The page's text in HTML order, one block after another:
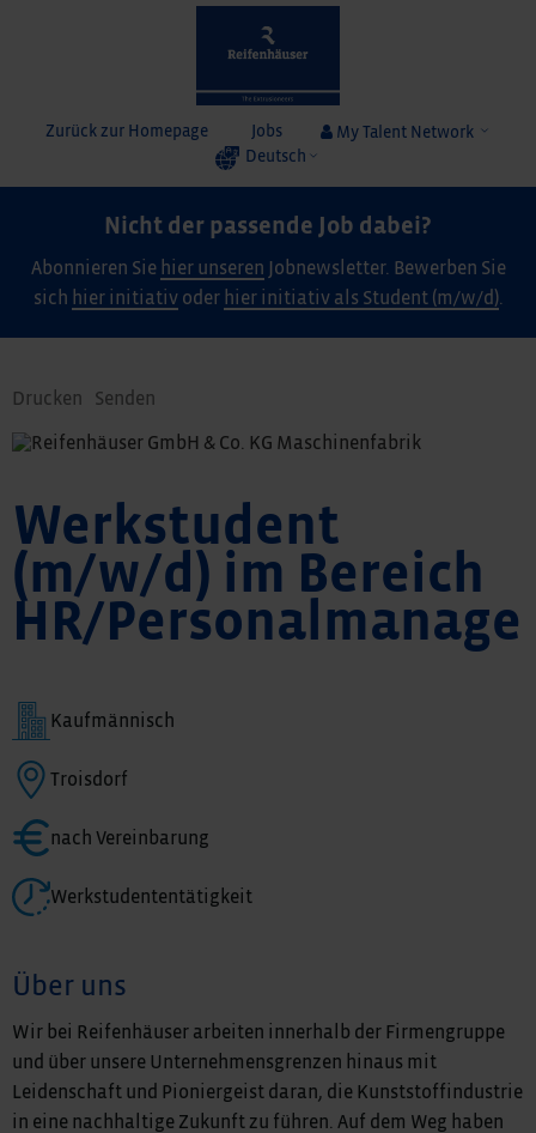
Zurück zur Homepage Jobs
My Talent Network
Deutsch
Nicht der passende Job dabei?
Abonnieren Sie hier unseren Jobnewsletter. Bewerben Sie
sich hier initiativoder hier initiativ als Student (m/w/d).
Drucken Senden
Werkstudent
(m/w/d) im Bereich
HR/
Kaufmännisch
Troisdorf
nach Vereinbarung
Werkstudententätigkeit
Über uns
Wir bei Reifenhäuser arbeiten innerhalb der Firmengruppe
und über unsere Unternehmensgrenzen hinaus mit
Leidenschaft und Pioniergeist daran, die Kunststoffindustrie
in eine nachhaltige Zukunft zu führen. Auf dem Weg haben